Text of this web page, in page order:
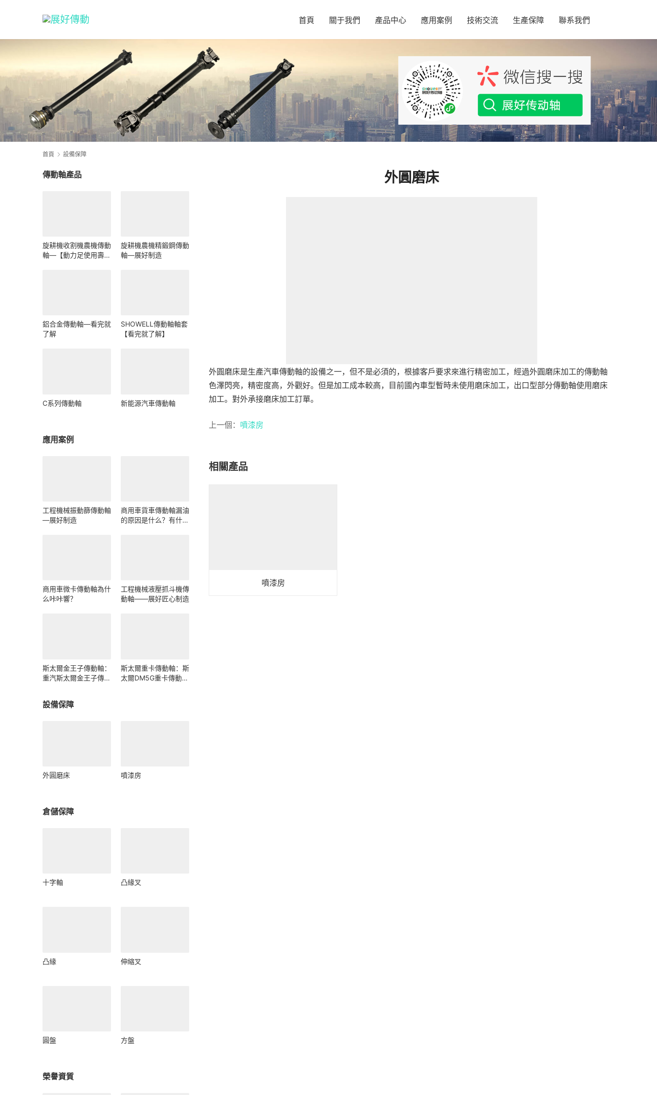
首頁 關于我們 產品中心 應用案例 技術交流 生產保障 聯系我們
首頁 設備保障
外圓磨床
外圓磨床是生產汽車傳動軸的設備之一，但不是必須的，根據客戶要求來進行精密加工，經過外圓磨床加工的傳動軸
色澤閃亮，精密度高，外觀好。但是加工成本較高，目前國內車型暫時未使用磨床加工，出口型部分傳動軸使用磨床
加工。對外承接磨床加工訂單。
上一個： 噴漆房
相關產品
噴漆房
傳動軸產品
旋耕機收割機農機傳動
軸—【動力足使用壽命
旋耕機農機精鍛鋼傳動
軸—展好制造
鋁合金傳動軸—看完就
了解
SHOWELL傳動軸軸套
【看完就了解】
C系列傳動軸 新能源汽車傳動軸
應用案例
工程機械振動篩傳動軸
—展好制造
商用車貨車傳動軸漏油
的原因是什么？有什么
商用車微卡傳動軸為什
么咔咔響？
工程機械液壓抓斗機傳
動軸——展好匠心制造
斯太爾金王子傳動軸：
重汽斯太爾金王子傳動
斯太爾重卡傳動軸：斯
太爾DM5G重卡傳動軸
設備保障
外圓磨床 噴漆房
倉儲保障
十字軸 凸緣叉
凸緣 伸縮叉
圓盤 方盤
榮譽資質